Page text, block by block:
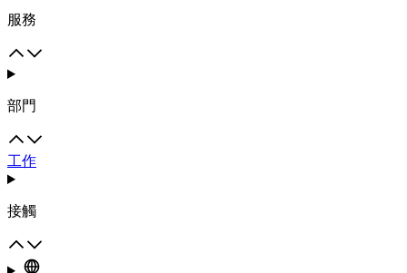
服務
部門
工作
接觸